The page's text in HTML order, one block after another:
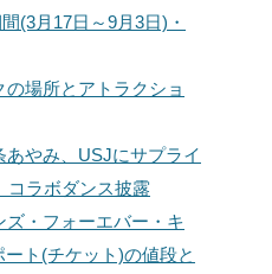
(3月17日～9月3日)・
の場所とアトラクショ
あやみ、USJにサプライ
ラボダンス披露
ズ・フォーエバー・キ
ト(チケット)の値段と